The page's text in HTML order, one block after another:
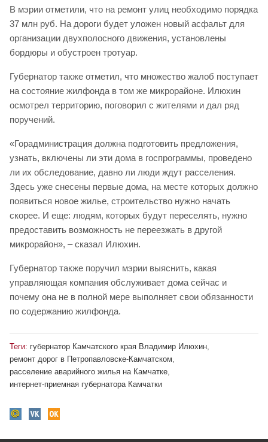
В мэрии отметили, что на ремонт улиц необходимо порядка
37 млн руб. На дороги будет уложен новый асфальт для
организации двухполосного движения, установлены
бордюры и обустроен тротуар.
Губернатор также отметил, что множество жалоб поступает
на состояние жилфонда в том же микрорайоне. Илюхин
осмотрел территорию, поговорил с жителями и дал ряд
поручений.
«Горадминистрация должна подготовить предложения,
узнать, включены ли эти дома в госпрограммы, проведено
ли их обследование, давно ли люди ждут расселения.
Здесь уже снесены первые дома, на месте которых должно
появиться новое жилье, строительство нужно начать
скорее. И еще: людям, которых будут переселять, нужно
предоставить возможность не переезжать в другой
микрорайон», – сказал Илюхин.
Губернатор также поручил мэрии выяснить, какая
управляющая компания обслуживает дома сейчас и
почему она не в полной мере выполняет свои обязанности
по содержанию жилфонда.
Теги: губернатор Камчатского края Владимир Илюхин,
ремонт дорог в Петропавловске-Камчатском,
расселение аварийного жилья на Камчатке,
интернет-приемная губернатора Камчатки